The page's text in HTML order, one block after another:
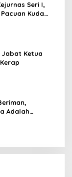
Seri I,
Kuda
Jabat Ketua
Adalah